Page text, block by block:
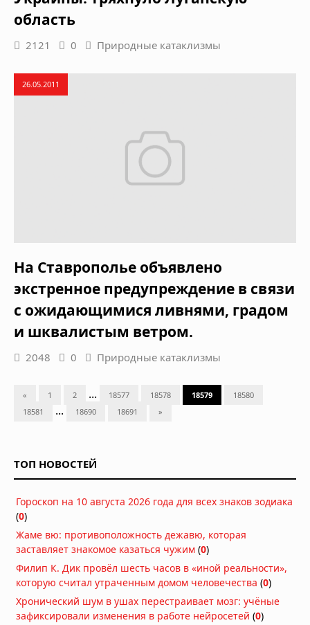
область
2121 0 Природные катаклизмы
26.05.2011
На Ставрополье объявлено
экстренное предупреждение в связи
с ожидающимися ливнями, градом
и шквалистым ветром.
2048 0 Природные катаклизмы
« 1 2 ... 18577 18578 18579
18580
18581
... 18690 18691 »
ТОП НОВОСТЕЙ
Гороскоп на 10 августа 2026 года для всех знаков зодиака
(0)
Жаме вю: противоположность дежавю, которая
заставляет знакомое казаться чужим (0)
Филип К. Дик провёл шесть часов в «иной реальности»,
которую считал утраченным домом человечества (0)
Хронический шум в ушах перестраивает мозг: учёные
зафиксировали изменения в работе нейросетей (0)